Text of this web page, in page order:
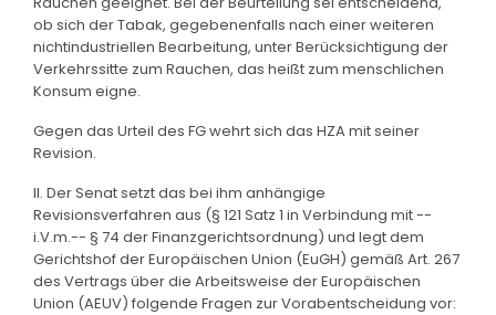
ob sich der Tabak, gegebenenfalls nach einer weiteren
nichtindustriellen Bearbeitung, unter Berücksichtigung der
Verkehrssitte zum Rauchen, das heißt zum menschlichen
Konsum eigne.
Gegen das Urteil des FG wehrt sich das HZA mit seiner
Revision.
II. Der Senat setzt das bei ihm anhängige
Revisionsverfahren aus (§ 121 Satz 1 in Verbindung mit --
i.V.m.-- § 74 der Finanzgerichtsordnung) und legt dem
Gerichtshof der Europäischen Union (EuGH) gemäß Art. 267
des Vertrags über die Arbeitsweise der Europäischen
Union (AEUV) folgende Fragen zur Vorabentscheidung vor: